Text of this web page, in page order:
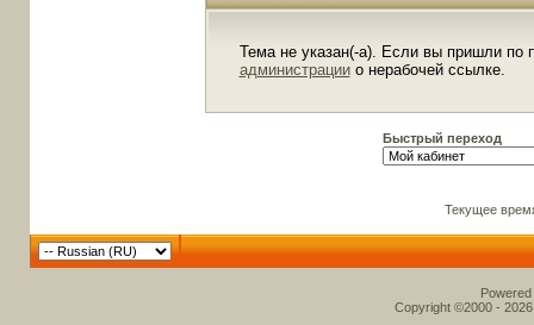
Тема не указан(-а). Если вы пришли по
администрациио нерабочей ссылке.
Быстрый переход
Текущее
Copyright ©2000 -